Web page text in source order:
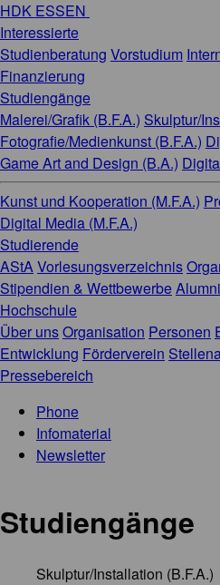
HDK ESSEN
Interessierte
Studienberatung Vorstudium
Finanzierung
Studiengänge
Malerei/Grafik (B.F.A.) Skulptur/
Fotografie/Medienkunst (B.F.A.)
Game Art and Design (B.A.)
Kunst und Kooperation (M.F.A.)
Digital Media (M.F.A.)
Studierende
AStAVorlesungsverzeichnis
Stipendien & WettbewerbeAlumni
Hochschule
Über unsOrganisation Personen
Entwicklung Förderverein
Pressebereich
Phone
Infomaterial
Newsletter
Studiengänge
Skulptur/Installation (B.F.A.)